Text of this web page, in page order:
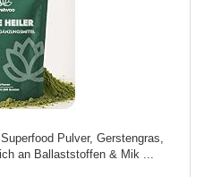
Pulver, Gerstengras,
an Ballaststoffen & Mik ...